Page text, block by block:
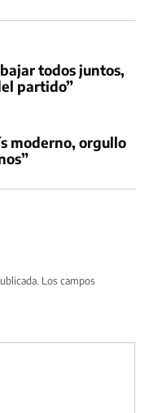
todos juntos,
partido”
moderno, orgullo
Los campos